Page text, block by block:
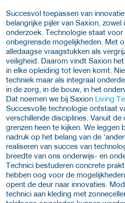
Succesvol toepassen van
belangrijke pijler van Saxion, zowel
onderzoek. Technologie staat voor
onbegrensde mogelijkheden. Met
alledaagse vraagstukken als
veiligheid. Daarom vindt Saxion
in elke opleiding tot leven komt.
techniek maar als integraal
in de zorg, in de bouw, in het
Dat noemen we bij Saxion Living
Succesvolle technologie ontstaat
verschillende disciplines. Vanuit
grenzen heen te kijken. We leggen
nadruk op het belang van de
realiseren van succes van
breedte van ons onderwijs- en
Technici bestuderen concrete
hebben oog voor de
opent de deur naar innovaties.
technici aan kleding met